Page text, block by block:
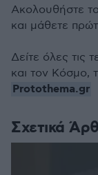
Σχετικά
Ακολουθήστε το
και μάθετε
Δείτε όλες τις
και τον Κόσμο,
Protothema.gr